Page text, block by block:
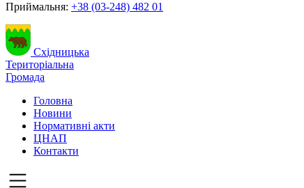
Приймальня: +38 (03-248) 482 01
Східницька
Територіальна
Громада
Головна
Новини
Нормативні акти
ЦНАП
Контакти